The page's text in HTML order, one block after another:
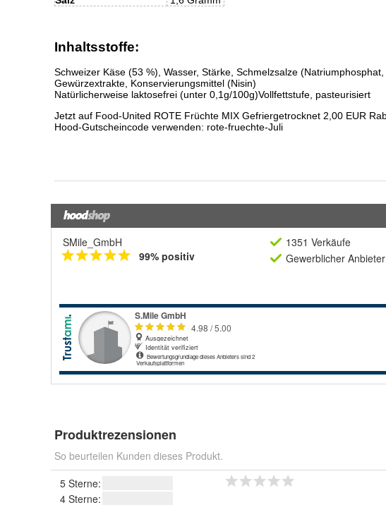
SMile_GmbH
99% positiv
1351 Verkäufe
Gewerblicher Anbieter
Produktrezensionen
So beurteilen Kunden dieses Produkt.
5 Sterne:
4 Sterne: